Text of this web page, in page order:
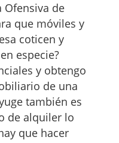
Ofensiva de
que móviles y
coticen y
especie?
y obtengo
de una
también es
de alquiler lo
que hacer